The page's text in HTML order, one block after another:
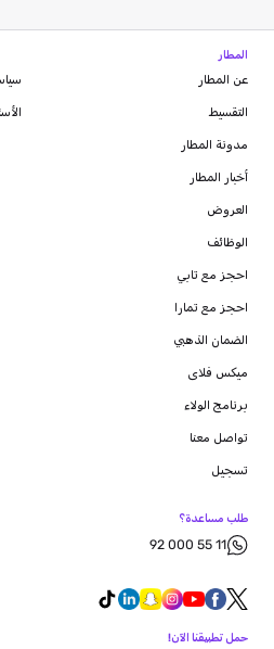
المطار
عن المطار
التقسيط
مدونة المطار
أخبار المطار
العروض
الوظائف
احجز مع تابي
احجز مع تمارا
الضمان الذهبي
ميكس فلاى
برنامج الولاء
تواصل معنا
تسجيل
طلب مساعدة؟
92 000 55 11
حمل تطبيقنا الآن!